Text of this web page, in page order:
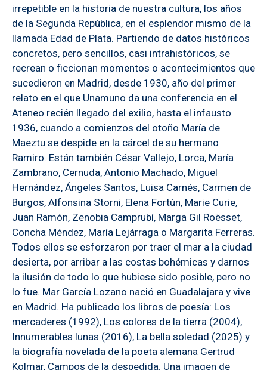
irrepetible en la historia de nuestra cultura, los años
de la Segunda República, en el esplendor mismo de la
llamada Edad de Plata. Partiendo de datos históricos
concretos, pero sencillos, casi intrahistóricos, se
recrean o ficcionan momentos o acontecimientos que
sucedieron en Madrid, desde 1930, año del primer
relato en el que Unamuno da una conferencia en el
Ateneo recién llegado del exilio, hasta el infausto
1936, cuando a comienzos del otoño María de
Maeztu se despide en la cárcel de su hermano
Ramiro. Están también César Vallejo, Lorca, María
Zambrano, Cernuda, Antonio Machado, Miguel
Hernández, Ángeles Santos, Luisa Carnés, Carmen de
Burgos, Alfonsina Storni, Elena Fortún, Marie Curie,
Juan Ramón, Zenobia Camprubí, Marga Gil Roësset,
Concha Méndez, María Lejárraga o Margarita Ferreras.
Todos ellos se esforzaron por traer el mar a la ciudad
desierta, por arribar a las costas bohémicas y darnos
la ilusión de todo lo que hubiese sido posible, pero no
lo fue. Mar García Lozano nació en Guadalajara y vive
en Madrid. Ha publicado los libros de poesía: Los
mercaderes (1992), Los colores de la tierra (2004),
Innumerables lunas (2016), La bella soledad (2025) y
la biografía novelada de la poeta alemana Gertrud
Kolmar, Campos de la despedida. Una imagen de